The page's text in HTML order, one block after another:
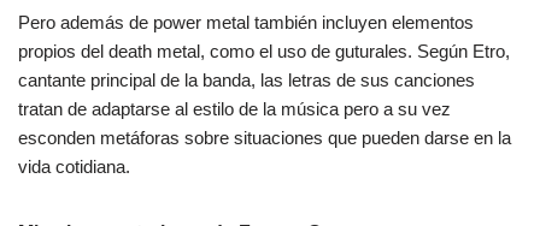
Pero además de power metal también incluyen elementos
propios del death metal, como el uso de guturales​. Según Etro,
cantante principal de la banda, las letras de sus canciones
tratan de adaptarse al estilo de la música pero a su vez
esconden metáforas sobre situaciones que pueden darse en la
vida cotidiana.​